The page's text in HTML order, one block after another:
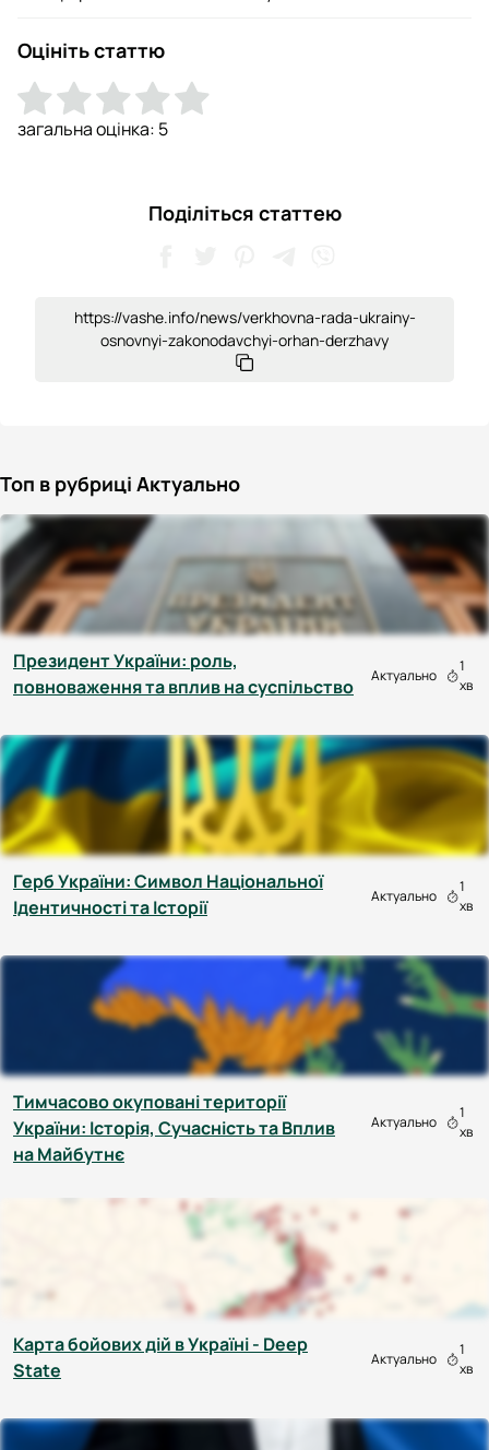
Оцініть статтю
загальна оцінка: 5
Поділіться статтею
https://vashe.info/news/verkhovna-rada-ukrainy-
osnovnyi-zakonodavchyi-orhan-derzhavy
Топ в рубриці Актуально
Президент України: роль,
повноваження та вплив на суспільство
Актуально
1
хв
Герб України: Символ Національної
Ідентичності та Історії
Актуально
1
хв
Тимчасово окуповані території
України: Історія, Сучасність та Вплив
на Майбутнє
Актуально
1
хв
Карта бойових дій в Україні - Deep
State
Актуально
1
хв